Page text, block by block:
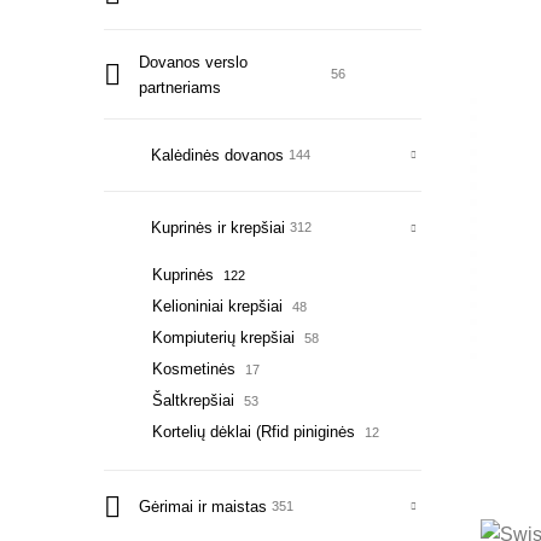
Dovanos verslo
partneriams
56
Kalėdinės dovanos 144
Kuprinės ir krepšiai 312
Kuprinės 122
Kelioniniai krepšiai 48
Kompiuterių krepšiai 58
Kosmetinės 17
Šaltkrepšiai 53
Kortelių dėklai (Rfid piniginės 12
Gėrimai ir maistas 351